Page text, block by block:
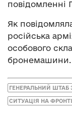
повідомленні
Як
російська
особового
бронемашини.
ГЕНЕРАЛЬНИЙ ШТАБ
СИТУАЦІЯ НА ФРОНТІ